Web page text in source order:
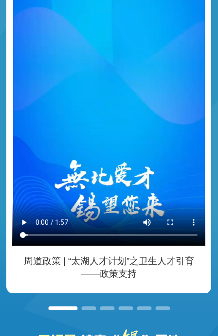
周道政策 | “太湖人才计划”之卫生人才引育
——政策支持